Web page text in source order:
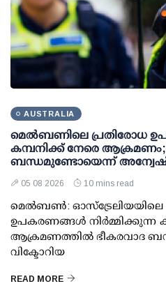
AUSTRALIA
മെല്‍ബണിലെ പ്രതിരോധ
കമ്പനിക്ക് നേരെ ആക്രമണം;
ബന്ധമുണ്ടോയെന്ന്
05 08 2026 10 mins read
മെല്‍ബണ്‍:
ഉപകരണങ്ങള്‍ നിര്‍മ്മിക്കുന്ന
ആക്രമണത്തില്‍ ഭീകരവാദ
വിക്ടോറിയ
READ MORE